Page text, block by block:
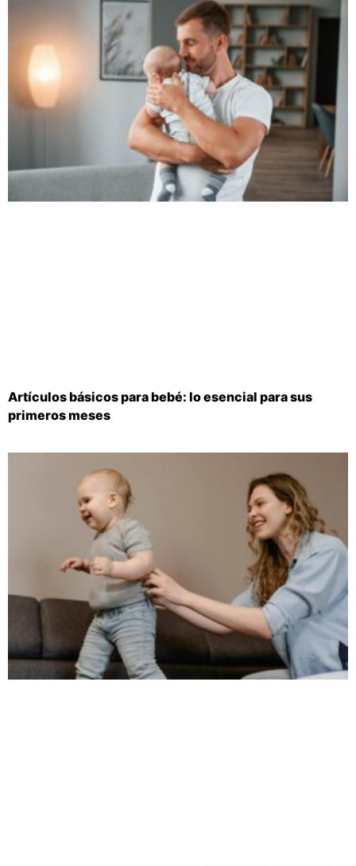
Artículos básicos para bebé: lo esencial para sus
primeros meses